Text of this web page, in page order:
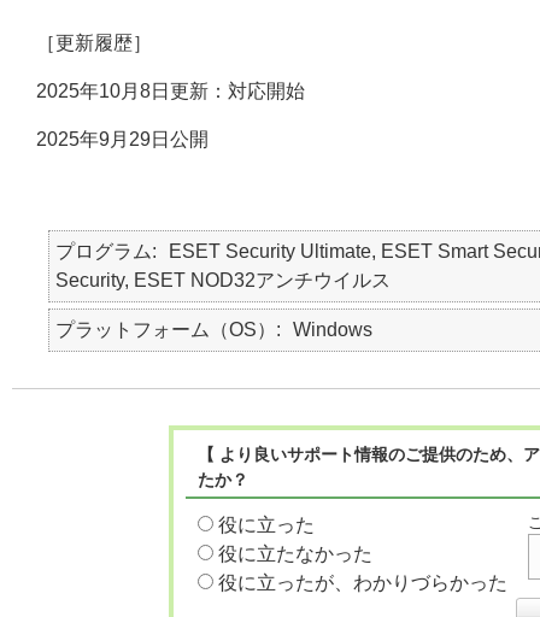
［更新履歴］
2025年10月8日更新：対応開始
2025年9月29日公開
プログラム
ESET Security Ultimate, ESET Smart
Security, ESET NOD32アンチウイルス
プラットフォーム（OS） Windows
【 より良いサポート情報のご提供のため
たか？
役に立った
役に立たなかった
役に立ったが、わかりづらかった